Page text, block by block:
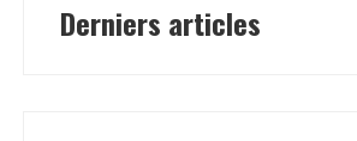
Derniers articles